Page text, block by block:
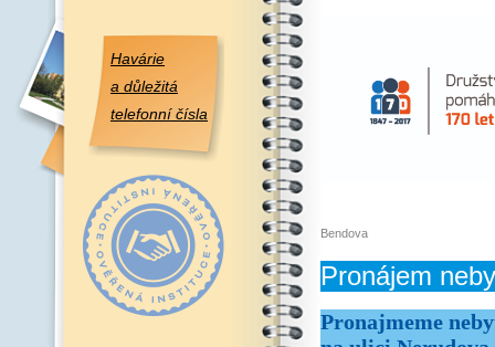
Havárie
a důležitá
telefonní čísla
Bendova
Pronájem
Pronajmeme